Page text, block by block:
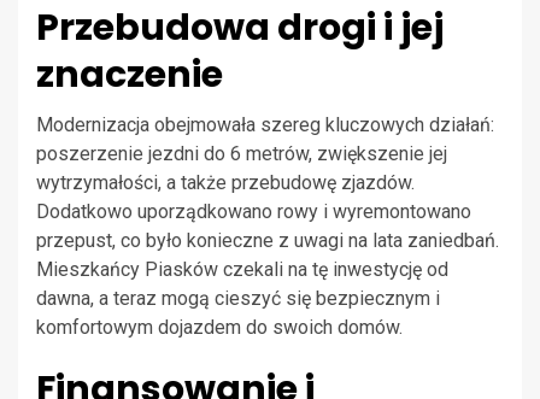
Przebudowa drogi i jej
znaczenie
Modernizacja obejmowała szereg kluczowych działań:
poszerzenie jezdni do 6 metrów, zwiększenie jej
wytrzymałości, a także przebudowę zjazdów.
Dodatkowo uporządkowano rowy i wyremontowano
przepust, co było konieczne z uwagi na lata zaniedbań.
Mieszkańcy Piasków czekali na tę inwestycję od
dawna, a teraz mogą cieszyć się bezpiecznym i
komfortowym dojazdem do swoich domów.